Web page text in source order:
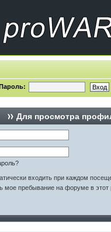
Для просмотра
входить при каждом
мое пребывание на форуме в этот